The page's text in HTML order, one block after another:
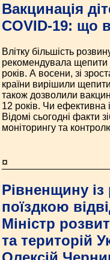
Вакцинація
COVID-19: що
Влітку більшість
рекомендувала щепити
років. А восени, зі
країни вирішили щепити
також дозволили
12 років. Чи ефективна
Відомі сьогодні факти
моніторингу та
¤
Рівненщину
поїздкою
Міністр
та територій